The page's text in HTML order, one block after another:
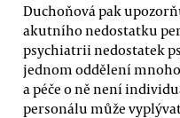
Duchoňová pak
akutního nedostatku
psychiatrii nedostatek
jednom oddělení
a péče o ně není
personálu může